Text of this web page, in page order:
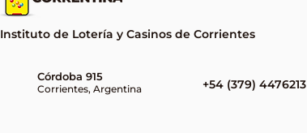
Instituto de Lotería y Casinos de Corrientes
Córdoba 915
Corrientes, Argentina +54 (379) 4476213